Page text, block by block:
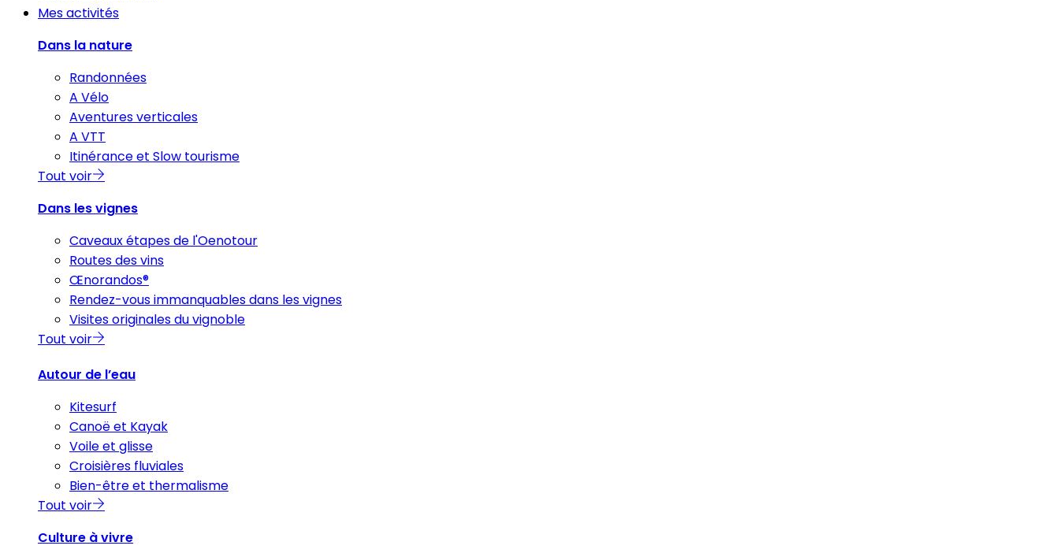
Mes activités
Dans la nature
Randonnées
A Vélo
Aventures verticales
A VTT
Itinérance et Slow tourisme
Tout voir
Dans les vignes
Caveaux étapes de l'Oenotour
Routes des vins
Œnorandos®
Rendez-vous immanquables dans les vignes
Visites originales du vignoble
Tout voir
Autour de l’eau
Kitesurf
Canoë et Kayak
Voile et glisse
Croisières fluviales
Bien-être et thermalisme
Tout voir
Culture à vivre